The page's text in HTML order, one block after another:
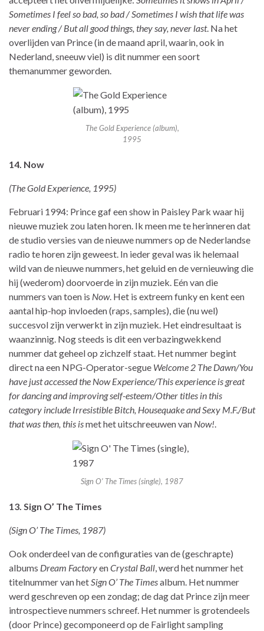
Sometimes I feel so bad, so bad / Sometimes I wish that life was
never ending / But all good things, they say, never last. Na het
overlijden van Prince (in de maand april, waarin, ook in
Nederland, sneeuw viel) is dit nummer een soort
themanummer geworden.
The Gold Experience (album),
1995
14. Now
(The Gold Experience, 1995)
Februari 1994: Prince gaf een show in Paisley Park waar hij
nieuwe muziek zou laten horen. Ik meen me te herinneren dat
de studio versies van de nieuwe nummers op de Nederlandse
radio te horen zijn geweest. In ieder geval was ik helemaal
wild van de nieuwe nummers, het geluid en de vernieuwing die
hij (wederom) doorvoerde in zijn muziek. Eén van die
nummers van toen is Now. Het is extreem funky en kent een
aantal hip-hop invloeden (raps, samples), die (nu wel)
succesvol zijn verwerkt in zijn muziek. Het eindresultaat is
waanzinnig. Nog steeds is dit een verbazingwekkend
nummer dat geheel op zichzelf staat. Het nummer begint
direct na een NPG-Operator-segue Welcome 2 The Dawn/You
have just accessed the Now Experience/This experience is great
for dancing and improving self-esteem/Other titles in this
category include Irresistible Bitch, Housequake and Sexy M.F./But
that was then, this ismet het uitschreeuwen van Now!.
Sign O’ The Times (single), 1987
13. Sign O’ The Times
(Sign O’ The Times, 1987)
Ook onderdeel van de configuraties van de (geschrapte)
albums Dream FactoryenCrystal Ball, werd het nummer het
titelnummer van hetSign O’ The Timesalbum. Het nummer
werd geschreven op een zondag; de dag dat Prince zijn meer
introspectieve nummers schreef. Het nummer is grotendeels
(door Prince) gecomponeerd op de Fairlight sampling